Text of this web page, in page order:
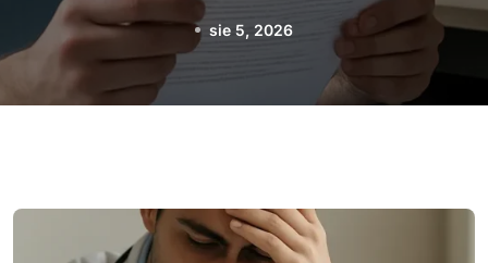
polską medycynę
sie 3, 2026